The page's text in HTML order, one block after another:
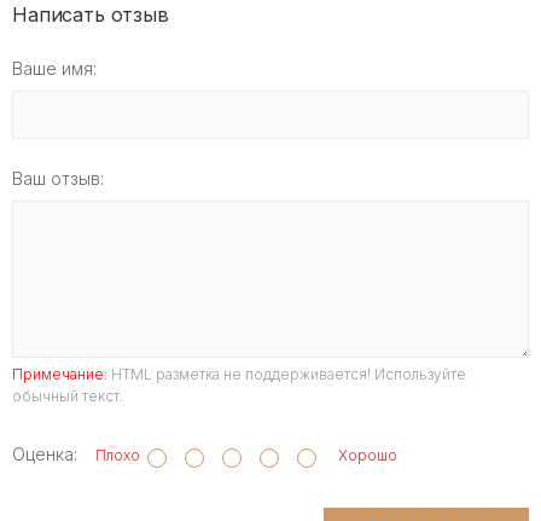
Написать отзыв
Ваше имя:
Ваш отзыв:
Примечание: HTML разметка не поддерживается! Используйте
обычный текст.
Оценка: Плохо Хорошо